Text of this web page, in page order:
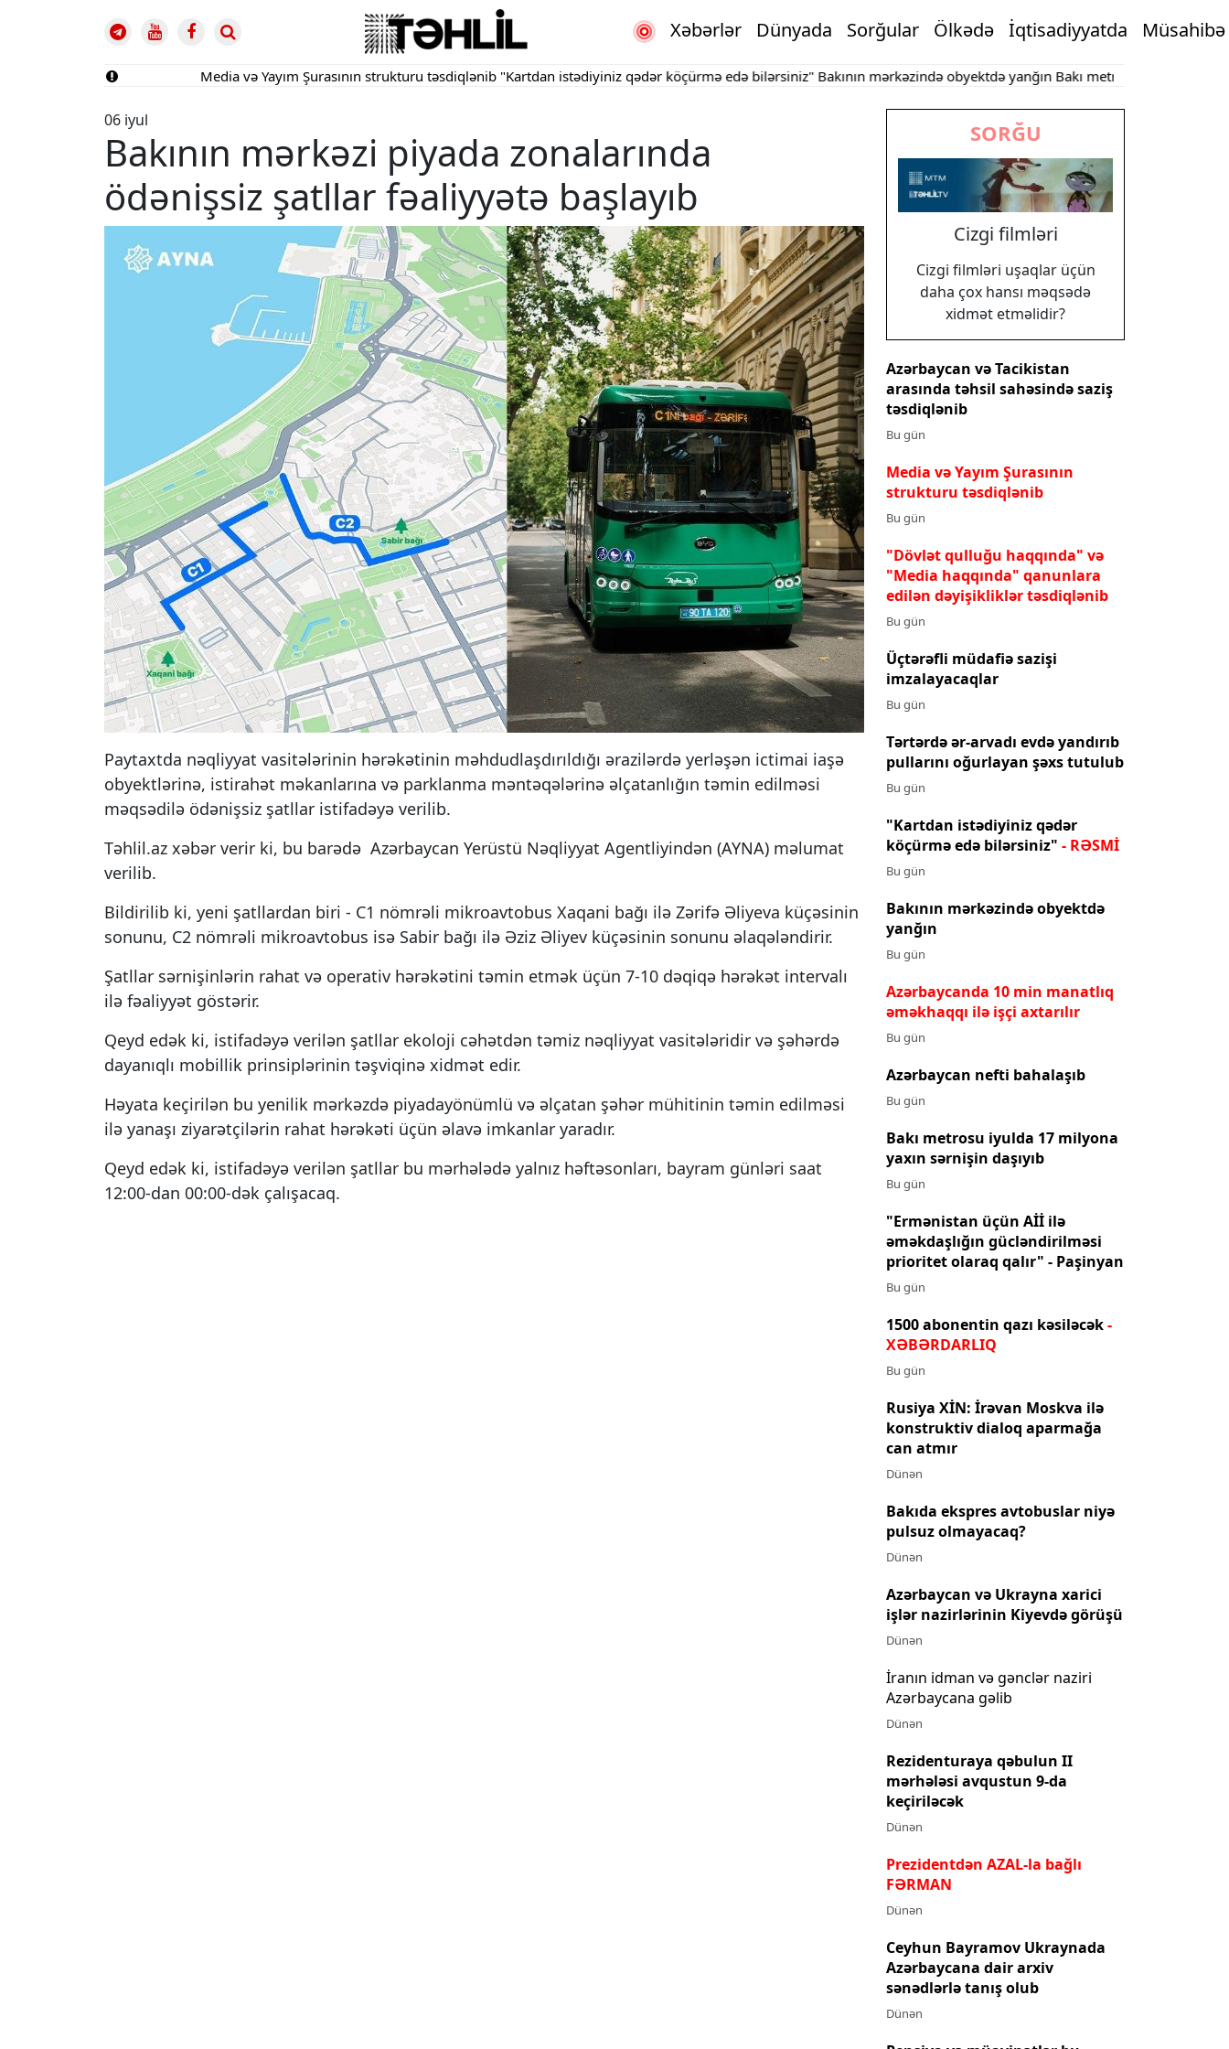
Xəbərlər Dünyada Sorğular Ölkədə İqtisadiyyatda Müsahibə
Media və Yayım Şurasının strukturu təsdiqlənib "Kartdan istədiyiniz qədər köçürmə edə bilərsiniz" Bakının mərkəzində obyektdə yanğınBakı metrosu iyulda 17 milyona
06 iyul
Bakının mərkəzi piyada zonalarında
ödənişsiz şatllar fəaliyyətə başlayıb
Paytaxtda nəqliyyat vasitələrinin hərəkətinin məhdudlaşdırıldığı ərazilərdə yerləşən ictimai iaşə
obyektlərinə, istirahət məkanlarına və parklanma məntəqələrinə əlçatanlığın təmin edilməsi
məqsədilə ödənişsiz şatllar istifadəyə verilib.
Təhlil.az xəbər verir ki, bu barədə Azərbaycan Yerüstü Nəqliyyat Agentliyindən (AYNA) məlumat
verilib.
Bildirilib ki, yeni şatllardan biri - C1 nömrəli mikroavtobus Xaqani bağı ilə Zərifə Əliyeva küçəsinin
sonunu, C2 nömrəli mikroavtobus isə Sabir bağı ilə Əziz Əliyev küçəsinin sonunu əlaqələndirir.
Şatllar sərnişinlərin rahat və operativ hərəkətini təmin etmək üçün 7-10 dəqiqə hərəkət intervalı
ilə fəaliyyət göstərir.
Qeyd edək ki, istifadəyə verilən şatllar ekoloji cəhətdən təmiz nəqliyyat vasitələridir və şəhərdə
dayanıqlı mobillik prinsiplərinin təşviqinə xidmət edir.
Həyata keçirilən bu yenilik mərkəzdə piyadayönümlü və əlçatan şəhər mühitinin təmin edilməsi
ilə yanaşı ziyarətçilərin rahat hərəkəti üçün əlavə imkanlar yarаdır.
Qeyd edək ki, istifadəyə verilən şatllar bu mərhələdə yalnız həftəsonları, bayram günləri saat
12:00-dan 00:00-dək çalışacaq.
SORĞU
Cizgi filmləri
Cizgi filmləri uşaqlar üçün
daha çox hansı məqsədə
xidmət etməlidir?
Azərbaycan və Tacikistan
arasında təhsil sahəsində saziş
təsdiqlənib
Bu gün
Media və Yayım Şurasının
strukturu təsdiqlənib
Bu gün
"Dövlət qulluğu haqqında" və
"Media haqqında" qanunlara
edilən dəyişikliklər təsdiqlənib
Bu gün
Üçtərəfli müdafiə sazişi
imzalayacaqlar
Bu gün
Tərtərdə ər-arvadı evdə yandırıb
pullarını oğurlayan şəxs tutulub
Bu gün
"Kartdan istədiyiniz qədər
köçürmə edə bilərsiniz" - RƏSMİ
Bu gün
Bakının mərkəzində obyektdə
yanğın
Bu gün
Azərbaycanda 10 min manatlıq
əməkhaqqı ilə işçi axtarılır
Bu gün
Azərbaycan nefti bahalaşıb
Bu gün
Bakı metrosu iyulda 17 milyona
yaxın sərnişin daşıyıb
Bu gün
"Ermənistan üçün Aİİ ilə
əməkdaşlığın gücləndirilməsi
prioritet olaraq qalır" - Paşinyan
Bu gün
1500 abonentin qazı kəsiləcək-
XƏBƏRDARLIQ
Bu gün
Rusiya XİN: İrəvan Moskva ilə
konstruktiv dialoq aparmağa
can atmır
Dünən
Bakıda ekspres avtobuslar niyə
pulsuz olmayacaq?
Dünən
Azərbaycan və Ukrayna xarici
işlər nazirlərinin Kiyevdə görüşü
Dünən
İranın idman və gənclər naziri
Azərbaycana gəlib
Dünən
Rezidenturaya qəbulun II
mərhələsi avqustun 9-da
keçiriləcək
Dünən
Prezidentdən AZAL-la bağlı
FƏRMAN
Dünən
Ceyhun Bayramov Ukraynada
Azərbaycana dair arxiv
sənədlərlə tanış olub
Dünən